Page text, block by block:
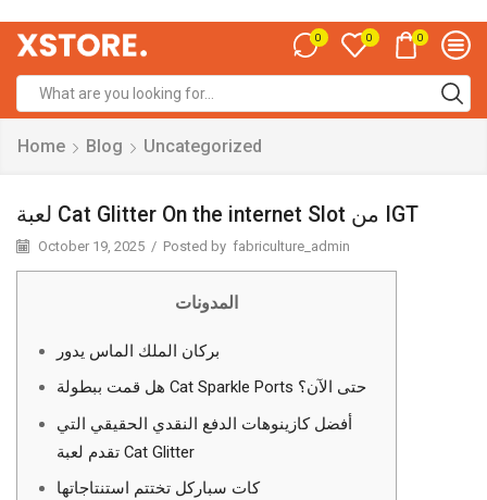
0 0 0
Home Blog Uncategorized
لعبة Cat Glitter On the internet Slot من IGT
October 19, 2025 / Posted by fabriculture_admin
المدونات
بركان الملك الماس يدور
هل قمت ببطولة Cat Sparkle Ports حتى الآن؟
أفضل كازينوهات الدفع النقدي الحقيقي التي
تقدم لعبة Cat Glitter
كات سباركل تختتم استنتاجاتها